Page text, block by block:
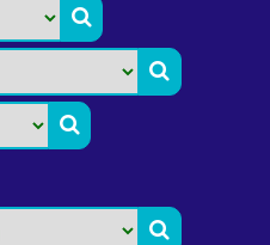



